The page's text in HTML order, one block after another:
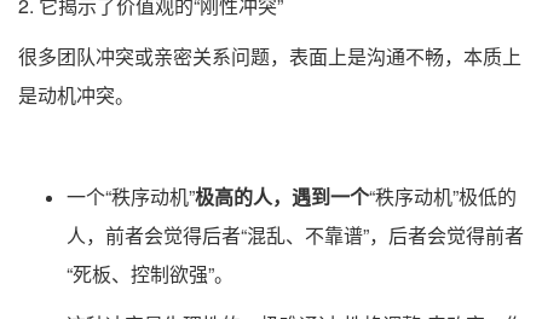
2. 它揭示了价值观的“刚性冲突”
很多团队冲突或亲密关系问题，表面上是沟通不畅，本质上
是动机冲突。
一个“秩序动机”极高的人，遇到一个“秩序动机”极低的
人，前者会觉得后者“混乱、不靠谱”，后者会觉得前者
“死板、控制欲强”。